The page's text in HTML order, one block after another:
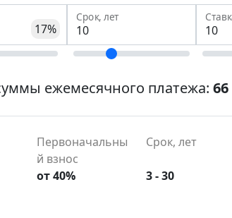
17%
Срок, лет
ежемесячного платежа: 66
Первоначальны
й взнос
Срок, лет
от 40% 3 - 30